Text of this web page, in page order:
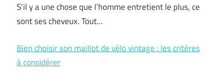
S’il y a une chose que l’homme entretient le plus, ce
sont ses cheveux. Tout…
Bien choisir son maillot de vélo vintage : les critères
à considérer